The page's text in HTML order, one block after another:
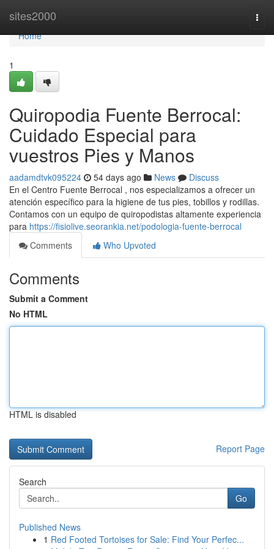
sites2000
Home
Home
1
Quiropodia Fuente Berrocal:
Cuidado Especial para
vuestros Pies y Manos
aadamdtvk095224 54 days ago News
Discuss
En el Centro Fuente Berrocal , nos especializamos a ofrecer un
atención específico para la higiene de tus pies, tobillos y rodillas.
Contamos con un equipo de quiropodistas altamente experiencia
para https://fisiolive.seorankia.net/podologia-fuente-berrocal
Comments
Who Upvoted
Comments
Submit a Comment
No HTML
HTML is disabled
Report Page
Search
Go
Published News
1 Red Footed Tortoises for Sale: Find Your Perfec...